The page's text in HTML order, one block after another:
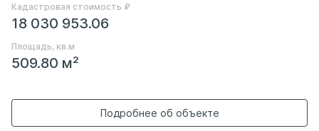
Кадастровая стоимость ₽
18 030 953.06
Площадь, кв.м
509.80 м²
Подробнее об объекте